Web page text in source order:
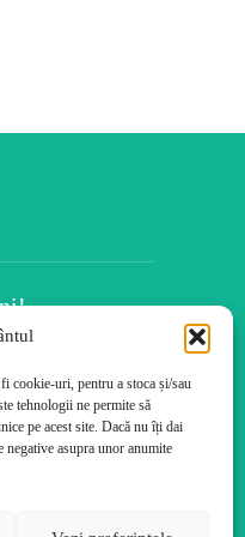
cookie-uri, pentru a stoca și/sau
tehnologii ne permite să
pe acest site. Dacă nu îți dai
negative asupra unor anumite
austeritatea
marcat
dintre
le-ai